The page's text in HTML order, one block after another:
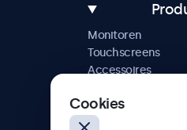
Monitoren
Touchscreens
Accessoires
Cookies